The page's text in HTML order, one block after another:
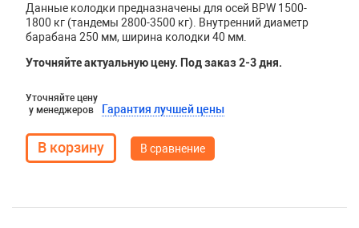
Данные колодки предназначены для осей BPW 1500-
1800 кг (тандемы 2800-3500 кг). Внутренний диаметр
барабана 250 мм, ширина колодки 40 мм.
Уточняйте актуальную цену. Под заказ 2-3 дня.
Уточняйте цену
у менеджеров
Гарантия лучшей цены
В сравнение